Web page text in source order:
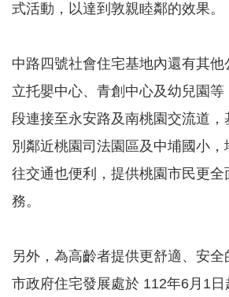
息
生
活
民
資
訊
機
關
錄
相
式活動，以達到敦親睦鄰的效果。
中路四號社會住宅基地內還有其
立托嬰中心、青創中心及幼兒園
段連接至永安路及南桃園交流道，
別鄰近桃園司法園區及中埔國小
往交通也便利，提供桃園市民更全
務。
另外，為高齡者提供更舒適、安全
市政府住宅發展處於 112年6月1